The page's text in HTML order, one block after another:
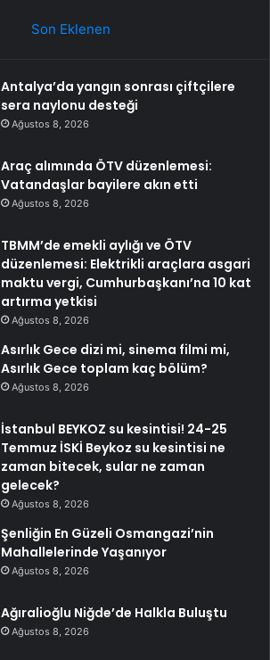
Son Eklenen
Antalya’da yangın sonrası çiftçilere
sera naylonu desteği
Ağustos 8, 2026
Araç alımında ÖTV düzenlemesi:
Vatandaşlar bayilere akın etti
Ağustos 8, 2026
TBMM’de emekli aylığı ve ÖTV
düzenlemesi: Elektrikli araçlara asgari
maktu vergi, Cumhurbaşkanı’na 10 kat
artırma yetkisi
Ağustos 8, 2026
Asırlık Gece dizi mi, sinema filmi mi,
Asırlık Gece toplam kaç bölüm?
Ağustos 8, 2026
İstanbul BEYKOZ su kesintisi! 24-25
Temmuz İSKİ Beykoz su kesintisi ne
zaman bitecek, sular ne zaman
gelecek?
Ağustos 8, 2026
Şenliğin En Güzeli Osmangazi’nin
Mahallelerinde Yaşanıyor
Ağustos 8, 2026
Ağıralioğlu Niğde’de Halkla Buluştu
Ağustos 8, 2026